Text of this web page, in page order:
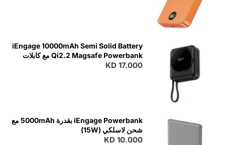
iEngage 10000mAh Semi Solid Battery
Qi2.2 Magsafe Powerbank مع كابلات
مدمجة
KD 17.000
iEngage Powerbank بقدرة 5000mAh مع
شحن لاسلكي (15W)
KD 10.000